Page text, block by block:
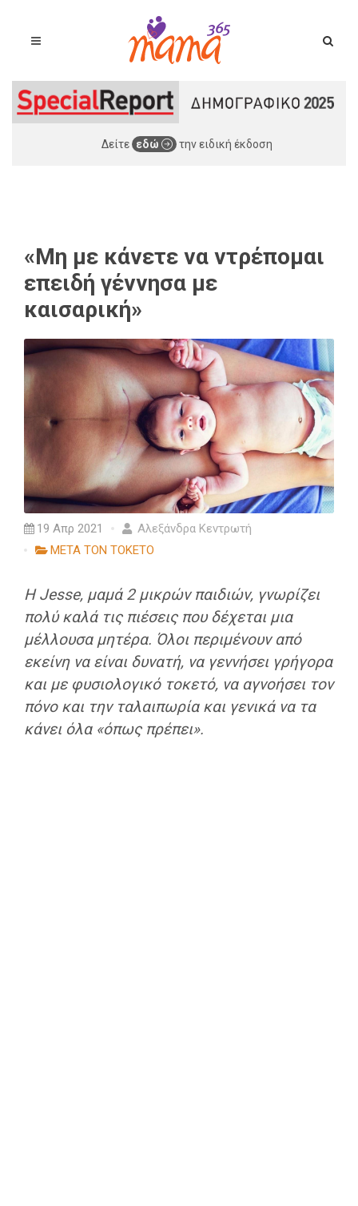
Δείτε εδώ την ειδική έκδοση
«Μη με κάνετε να ντρέπομαι
επειδή γέννησα με
καισαρική»
19 Απρ 2021
Αλεξάνδρα Κεντρωτή
ΜΕΤΑ ΤΟΝ ΤΟΚΕΤΟ
Η Jesse, μαμά 2 μικρών παιδιών, γνωρίζει
πολύ καλά τις πιέσεις που δέχεται μια
μέλλουσα μητέρα. Όλοι περιμένουν από
εκείνη να είναι δυνατή, να γεννήσει γρήγορα
και με φυσιολογικό τοκετό, να αγνοήσει τον
πόνο και την ταλαιπωρία και γενικά να τα
κάνει όλα «όπως πρέπει».